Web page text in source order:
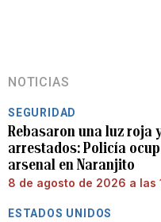
NOTICIAS
SEGURIDAD
Rebasaron una luz roja
arrestados: Policía
arsenal en Naranjito
8 de agosto de 2026 a las
ESTADOS UNIDOS